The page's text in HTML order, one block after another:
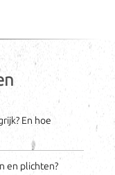
En hoe
en plichten?